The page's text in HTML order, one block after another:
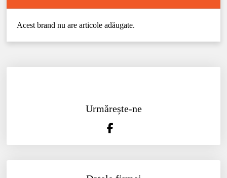
Acest brand nu are articole adăugate.
Urmărește-ne